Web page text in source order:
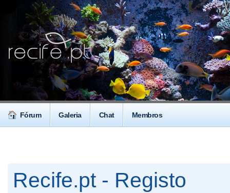
Fórum Galeria Chat Membros
Recife.pt - Registo